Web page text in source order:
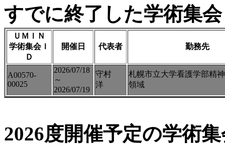
すでに終了した学術集
ＵＭＩＮ
学術集会Ｉ
Ｄ
開催日 代表者 勤務先
A00570-
00025
2026/07/18
～
2026/07/19
守村
洋
札幌市立大学看護学部精
領域
2026度開催予定の学術